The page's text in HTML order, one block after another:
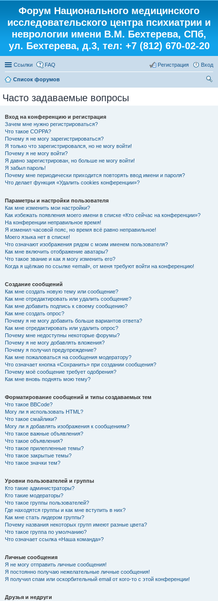
Форум Национального медицинского
исследовательского центра психиатрии и
неврологии имени В.М. Бехтерева, СПб,
ул. Бехтерева, д.3, тел: +7 (812) 670-02-20
Ссылки FAQ Вход
Регистрация
Список форумов
Часто задаваемые вопросы
Вход на конференцию и регистрация
Зачем мне нужно регистрироваться?
Что такое COPPA?
Почему я не могу зарегистрироваться?
Я только что зарегистрировался, но не могу войти!
Почему я не могу войти?
Я давно зарегистрирован, но больше не могу войти!
Я забыл пароль!
Почему мне периодически приходится повторять ввод имени и пароля?
Что делает функция «Удалить cookies конференции»?
Параметры и настройки пользователя
Как мне изменить мои настройки?
Как избежать появления моего имени в списке «Кто сейчас на конференции»?
На конференции неправильное время!
Я изменил часовой пояс, но время всё равно неправильное!
Моего языка нет в списке!
Что означают изображения рядом с моим именем пользователя?
Как мне включить отображение аватары?
Что такое звание и как я могу изменить его?
Когда я щёлкаю по ссылке «email», от меня требуют войти на конференцию!
Создание сообщений
Как мне создать новую тему или сообщение?
Как мне отредактировать или удалить сообщение?
Как мне добавить подпись к своему сообщению?
Как мне создать опрос?
Почему я не могу добавить больше вариантов ответа?
Как мне отредактировать или удалить опрос?
Почему мне недоступны некоторые форумы?
Почему я не могу добавлять вложения?
Почему я получил предупреждение?
Как мне пожаловаться на сообщения модератору?
Что означает кнопка «Сохранить» при создании сообщения?
Почему моё сообщение требует одобрения?
Как мне вновь поднять мою тему?
Форматирование сообщений и типы создаваемых тем
Что такое BBCode?
Могу ли я использовать HTML?
Что такое смайлики?
Могу ли я добавлять изображения к сообщениям?
Что такое важные объявления?
Что такое объявления?
Что такое прилепленные темы?
Что такое закрытые темы?
Что такое значки тем?
Уровни пользователей и группы
Кто такие администраторы?
Кто такие модераторы?
Что такое группы пользователей?
Где находятся группы и как мне вступить в них?
Как мне стать лидером группы?
Почему названия некоторых групп имеют разные цвета?
Что такое группа по умолчанию?
Что означает ссылка «Наша команда»?
Личные сообщения
Я не могу отправить личные сообщения!
Я постоянно получаю нежелательные личные сообщения!
Я получил спам или оскорбительный email от кого-то с этой конференции!
Друзья и недруги